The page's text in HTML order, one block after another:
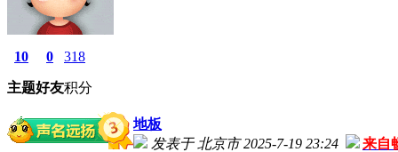
10
主题
0
好友
318
积分
地板
发表于 北京市 2025-7-19 23:24
来自